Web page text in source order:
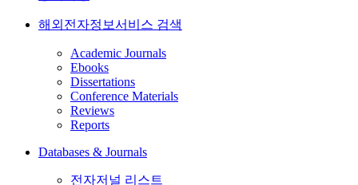
해외전자정보서비스 검색
Academic Journals
Ebooks
Dissertations
Conference Materials
Reviews
Reports
Databases & Journals
전자저널 리스트